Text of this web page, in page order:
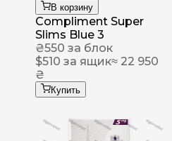
В корзину
Compliment Super
Slims Blue 3
₴550 за блок
$510 за ящик≈ 22 950
₴
Купить